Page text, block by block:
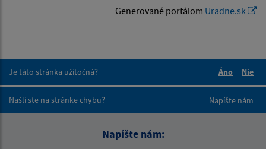
Generované portálom Uradne.sk
Je táto stránka užitočná?
Áno
Nie
Našli ste na stránke chybu?
Napíšte nám
Napíšte nám: